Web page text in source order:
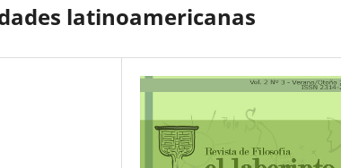
latinoamericanas